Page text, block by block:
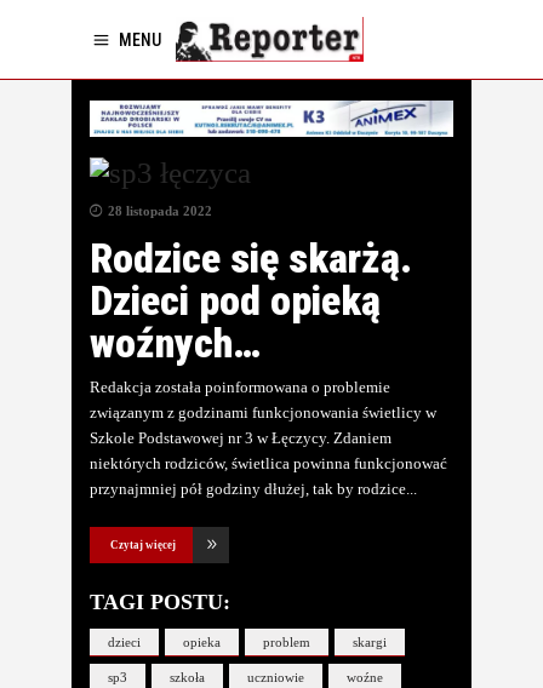
MENU
28 listopada 2022
Rodzice się skarżą.
Dzieci pod opieką
woźnych…
Redakcja została poinformowana o problemie
związanym z godzinami funkcjonowania świetlicy w
Szkole Podstawowej nr 3 w Łęczycy. Zdaniem
niektórych rodziców, świetlica powinna funkcjonować
przynajmniej pół godziny dłużej, tak by rodzice
Czytaj więcej
TAGI POSTU:
dzieci opieka problem skargi
sp3 szkoła uczniowie woźne